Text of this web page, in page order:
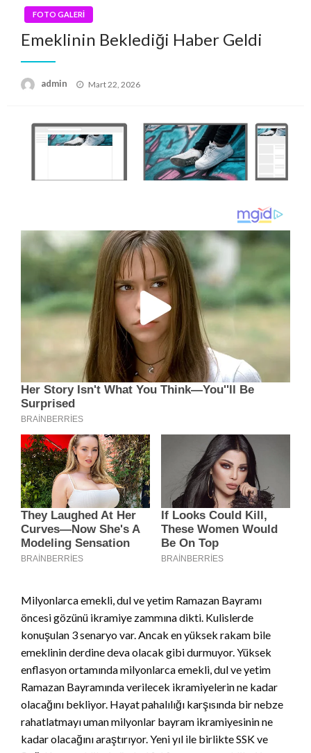
FOTO GALERİ
Emeklinin Beklediği Haber Geldi
admin
Posted
Mart 22, 2026
Milyonlarca emekli, dul ve yetim Ramazan Bayramı
öncesi gözünü ikramiye zammına dikti. Kulislerde
konuşulan 3 senaryo var. Ancak en yüksek rakam bile
emeklinin derdine deva olacak gibi durmuyor. Yüksek
enflasyon ortamında milyonlarca emekli, dul ve yetim
Ramazan Bayramında verilecek ikramiyelerin ne kadar
olacağını bekliyor. Hayat pahalılığı karşısında bir nebze
rahatlatmayı uman milyonlar bayram ikramiyesinin ne
kadar olacağını araştırıyor. Yeni yıl ile birlikte SSK ve